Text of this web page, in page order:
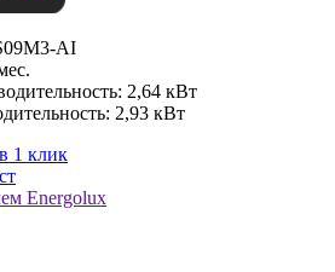
AI
2,64 кВт
2,93 кВт
1 клик
Еnergolux